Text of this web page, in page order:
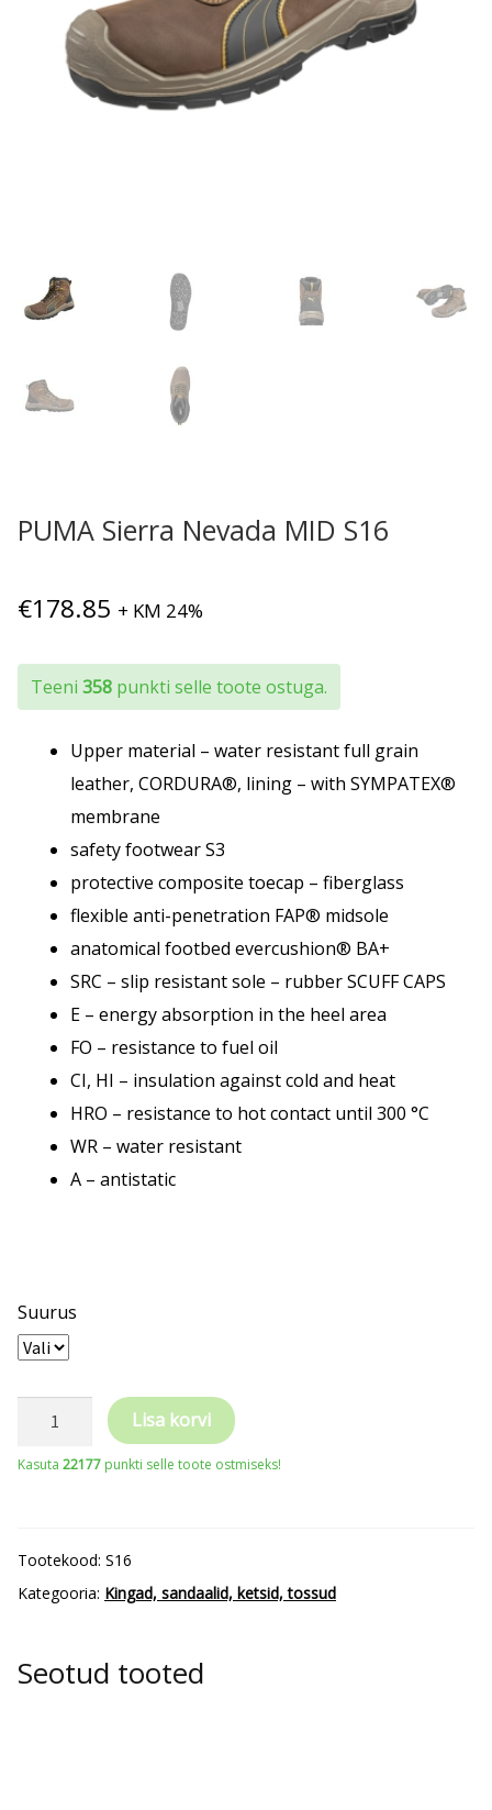
PUMA Sierra Nevada MID S16
€178.85 + KM 24%
Teeni 358 punkti selle toote ostuga.
Upper material – water resistant full grain
leather, CORDURA®, lining – with SYMPATEX®
membrane
safety footwear S3
protective composite toecap – fiberglass
flexible anti-penetration FAP® midsole
anatomical footbed evercushion® BA+
SRC – slip resistant sole – rubber SCUFF CAPS
E – energy absorption in the heel area
FO – resistance to fuel oil
CI, HI – insulation against cold and heat
HRO – resistance to hot contact until 300 °C
WR – water resistant
A – antistatic
Suurus
PUMA
Lisa korvi
Kasuta 22177 punkti selle toote ostmiseks!
Tootekood: S16
Kategooria: Kingad, sandaalid, ketsid, tossud
Seotud tooted